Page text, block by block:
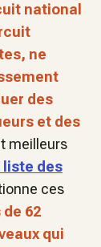
national
ne
des
et des
meilleurs
liste des
ces
62
qui